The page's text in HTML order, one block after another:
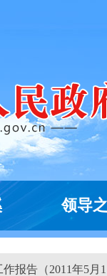
领导
报告（2011年5月